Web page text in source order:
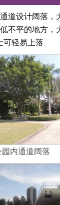
道设计阔落，
不平的地方，
可轻易上落
园内通道阔落